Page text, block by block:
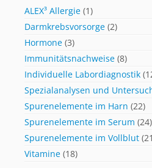
ALEX³ Allergie (1)
Darmkrebsvorsorge (2)
Hormone (3)
Immunitätsnachweise (8)
Individuelle Labordiagnostik
Spezialanalysen und
Spurenelemente im Harn (22)
Spurenelemente im Serum (24)
Spurenelemente im Vollblut
Vitamine (18)